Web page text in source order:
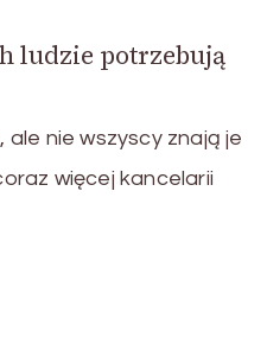
ludzie potrzebują
nie wszyscy znają je
więcej kancelarii